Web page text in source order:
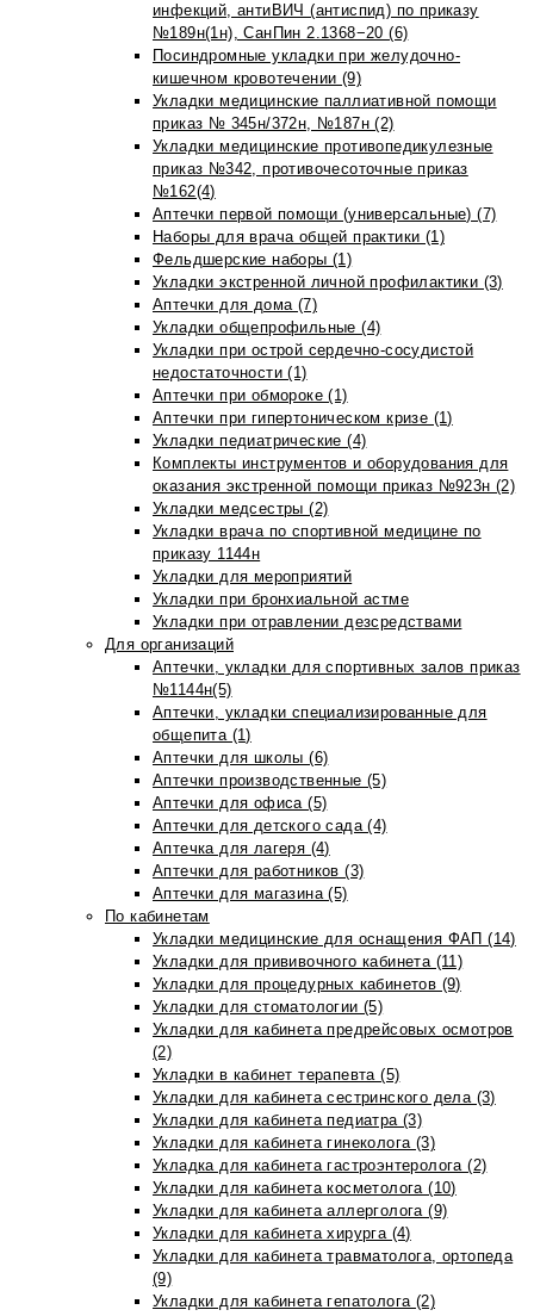
инфекций, антиВИЧ (антиспид) по приказу
№189н(1н), СанПин 2.1368−20 (6)
Посиндромные укладки при желудочно-
кишечном кровотечении (9)
Укладки медицинские паллиативной помощи
приказ № 345н/372н, №187н (2)
Укладки медицинские противопедикулезные
приказ №342, противочесоточные приказ
№162(4)
Аптечки первой помощи (универсальные) (7)
Наборы для врача общей практики (1)
Фельдшерские наборы (1)
Укладки экстренной личной профилактики (3)
Аптечки для дома (7)
Укладки общепрофильные (4)
Укладки при острой сердечно-сосудистой
недостаточности (1)
Аптечки при обмороке (1)
Аптечки при гипертоническом кризе (1)
Укладки педиатрические (4)
Комплекты инструментов и оборудования для
оказания экстренной помощи приказ №923н (2)
Укладки медсестры (2)
Укладки врача по спортивной медицине по
приказу 1144н
Укладки для мероприятий
Укладки при бронхиальной астме
Укладки при отравлении дезсредствами
Для организаций
Аптечки, укладки для спортивных залов приказ
№1144н(5)
Аптечки, укладки специализированные для
общепита (1)
Аптечки для школы (6)
Аптечки производственные (5)
Аптечки для офиса (5)
Аптечки для детского сада (4)
Аптечка для лагеря (4)
Аптечки для работников (3)
Аптечки для магазина (5)
По кабинетам
Укладки медицинские для оснащения ФАП (14)
Укладки для прививочного кабинета (11)
Укладки для процедурных кабинетов (9)
Укладки для стоматологии (5)
Укладки для кабинета предрейсовых осмотров
(2)
Укладки в кабинет терапевта (5)
Укладки для кабинета сестринского дела (3)
Укладки для кабинета педиатра (3)
Укладки для кабинета гинеколога (3)
Укладка для кабинета гастроэнтеролога (2)
Укладки для кабинета косметолога (10)
Укладки для кабинета аллерголога (9)
Укладки для кабинета хирурга (4)
Укладки для кабинета травматолога, ортопеда
(9)
Укладки для кабинета гепатолога (2)